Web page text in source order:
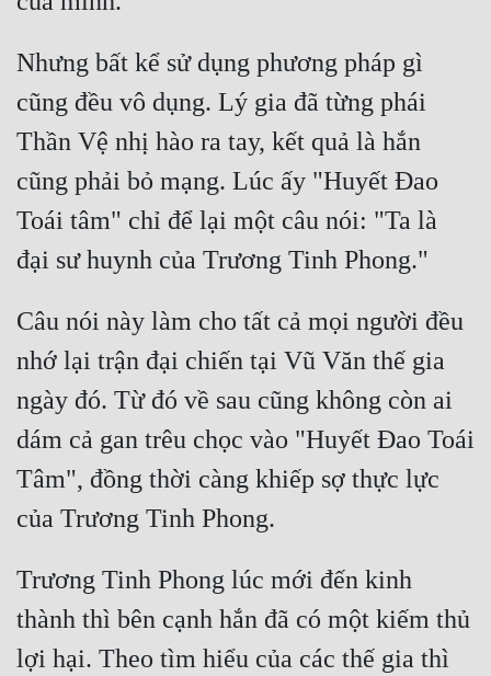
Sắc
Sủng
Thanh Xuân
Tiên Hiệp
Tiểu Thuyết
Trinh Thám
Triều Đấu
Trùng Sinh
Trọng Sinh
Tu Chân
Tu Tiên
Tội Phạm
Võ Hiệp
Võng Du
Xuyên Không
Nhưng bất kể sử dụng phương pháp gì
cũng đều vô dụng. Lý gia đã từng phái
Thần Vệ nhị hào ra tay, kết quả là hắn
cũng phải bỏ mạng. Lúc ấy "Huyết Đao
Toái tâm" chỉ để lại một câu nói: "Ta là
Câu nói này làm cho tất cả mọi người đều
nhớ lại trận đại chiến tại Vũ Văn thế gia
ngày đó. Từ đó về sau cũng không còn ai
dám cả gan trêu chọc vào "Huyết Đao Toái
Tâm", đồng thời càng khiếp sợ thực lực
Trương Tinh Phong lúc mới đến kinh
thành thì bên cạnh hắn đã có một kiếm thủ
lợi hại. Theo tìm hiểu của các thế gia thì